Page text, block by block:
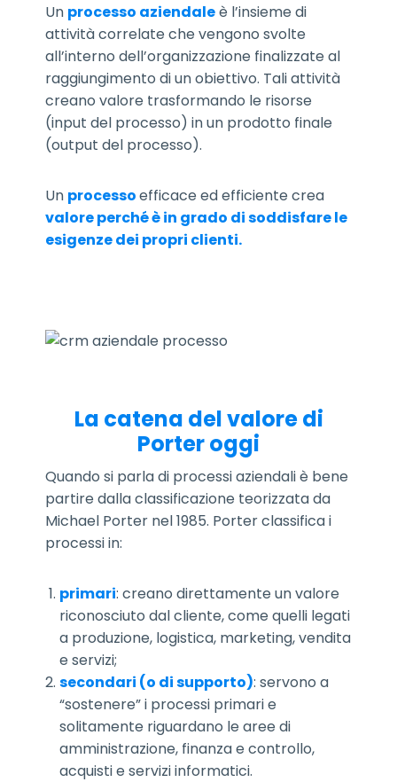
Un processo aziendaleè l’insieme di
attività correlate che vengono svolte
all’interno dell’organizzazione finalizzate al
raggiungimento di un obiettivo. Tali attività
creano valore trasformando le risorse
(input del processo) in un prodotto finale
(output del processo).
Un processoefficace ed efficiente crea
valore perché è in grado di soddisfare le
esigenze dei propri clienti.
La catena del valore di
Porter oggi
Quando si parla di processi aziendali è bene
partire dalla classificazione teorizzata da
Michael Porter nel 1985. Porter classifica i
processi in:
primari: creano direttamente un valore
riconosciuto dal cliente, come quelli legati
a produzione, logistica, marketing, vendita
e servizi;
secondari (o di supporto): servono a
“sostenere” i processi primari e
solitamente riguardano le aree di
amministrazione, finanza e controllo,
acquisti e servizi informatici.